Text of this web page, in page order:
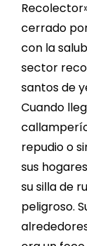
cerrado
con la
sector
santos de
Cuando
repudio o
sus
su silla de
peligroso.